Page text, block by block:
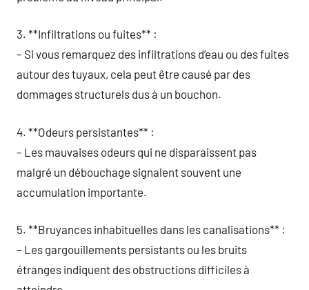
3. **Infiltrations ou fuites** :
– Si vous remarquez des infiltrations d’eau ou des fuites
autour des tuyaux, cela peut être causé par des
dommages structurels dus à un bouchon.
4. **Odeurs persistantes** :
– Les mauvaises odeurs qui ne disparaissent pas
malgré un débouchage signalent souvent une
accumulation importante.
5. **Bruyances inhabituelles dans les canalisations** :
– Les gargouillements persistants ou les bruits
étranges indiquent des obstructions difficiles à